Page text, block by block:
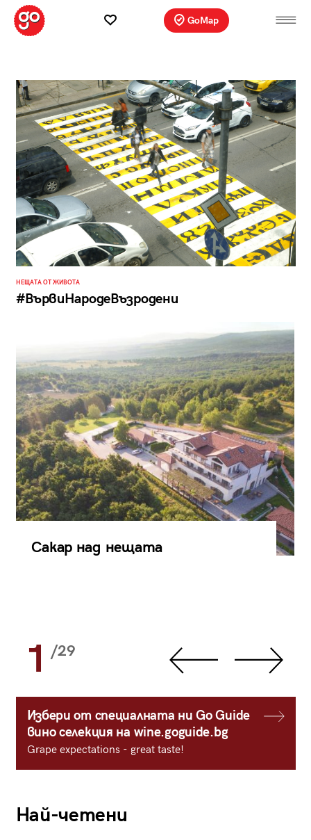
GoMap
НЕЩАТА ОТ ЖИВОТА
#ВървиНародеВъзродени
Сакар над нещата
1 /29
Избери от специалната ни Go Guide
вино селекция на wine.goguide.bg
Grape expectations - great taste!
Най-четени